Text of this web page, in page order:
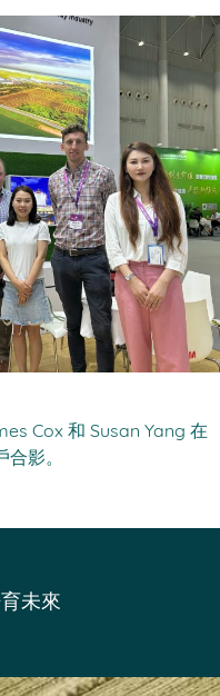
Cox 和 Susan Yang 在
影。
未來